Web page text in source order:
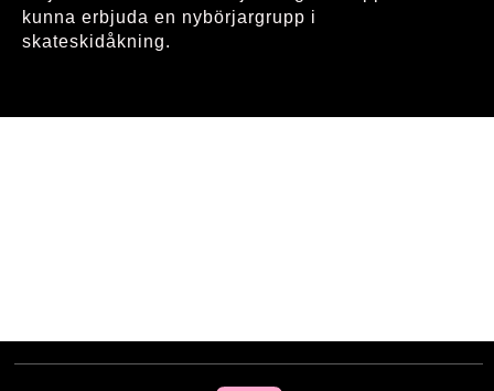
kunna erbjuda en nybörjargrupp i
skateskidåkning.